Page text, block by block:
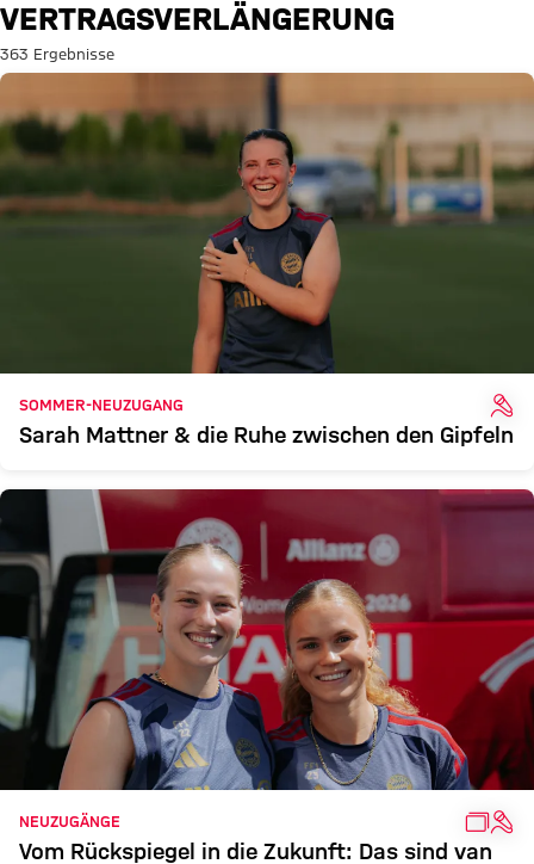
Suche: Vertragsverlängerung
VERTRAGSVERLÄNGERUNG
363 Ergebnisse
SOMMER-NEUZUGANG
Sarah Mattner & die Ruhe zwischen den Gipfeln
NEUZUGÄNGE
Vom Rückspiegel in die Zukunft: Das sind van